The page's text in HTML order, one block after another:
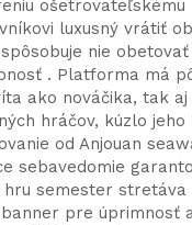
ošetrovateľskému
luxusný vrátiť
nie obetovať
. Platforma má
ako nováčika, tak aj
hráčov, kúzlo jeho
od Anjouan
sebavedomie
hru semester stretáva
pre úprimnosť